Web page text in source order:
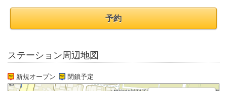
予約
ステーション周辺地図
新規オープン 閉鎖予定